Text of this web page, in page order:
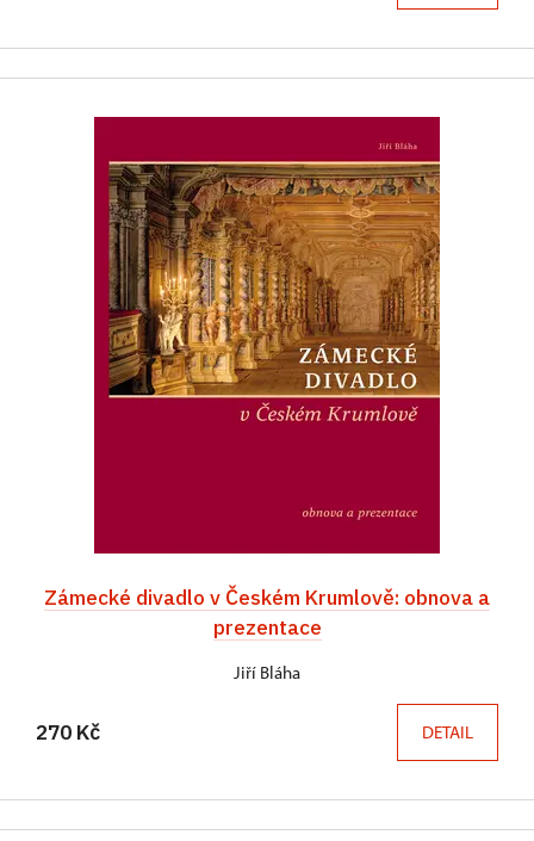
Zámecké divadlo v Českém Krumlově: obnova a
prezentace
Jiří Bláha
270 Kč DETAIL